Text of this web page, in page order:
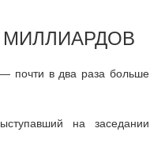
МИЛЛИАРДОВ
— почти в два раза больше
на заседании